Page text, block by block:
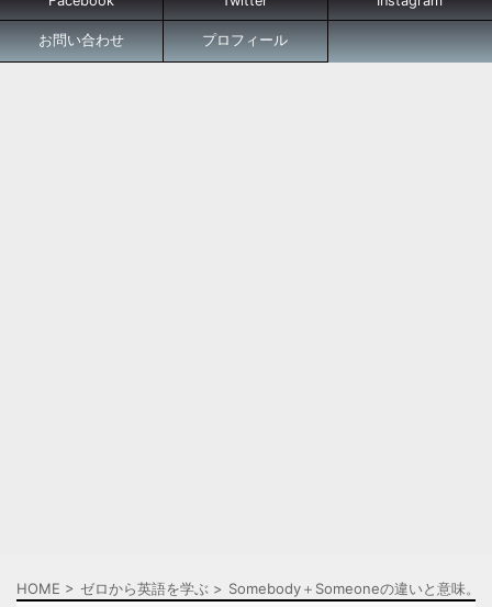
お問い合わせ プロフィール
HOME > ゼロから英語を学ぶ > Somebody＋Someoneの違いと意味。